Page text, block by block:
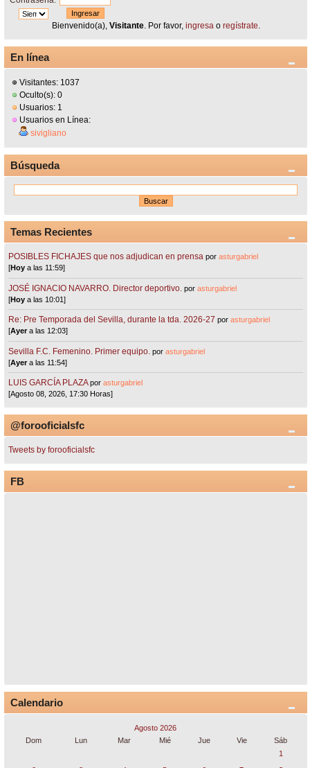
Bienvenido(a), Visitante. Por favor, ingresao regístrate.
En línea
Visitantes: 1037
Oculto(s): 0
Usuarios: 1
Usuarios en Línea:
sivigliano
Búsqueda
Temas Recientes
POSIBLES FICHAJES que nos adjudican en prensa porasturgabriel
[Hoy a las 11:59]
JOSÉ IGNACIO NAVARRO. Director deportivo. porasturgabriel
[Hoy a las 10:01]
Re: Pre Temporada del Sevilla, durante la tda. 2026-27 porasturgabriel
[Ayera las 12:03]
Sevilla F.C. Femenino. Primer equipo. porasturgabriel
[Ayera las 11:54]
LUIS GARCÍA PLAZA porasturgabriel
[Agosto 08, 2026, 17:30 Horas]
@forooficialsfc
Tweets by forooficialsfc
FB
Calendario
Agosto 2026
Dom
Lun Mar Mié Jue Vie
Sáb
1